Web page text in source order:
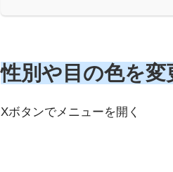
性別や目の色を変
Xボタンでメニューを開く